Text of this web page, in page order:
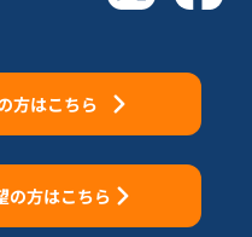
方はこちら
の方はこちら